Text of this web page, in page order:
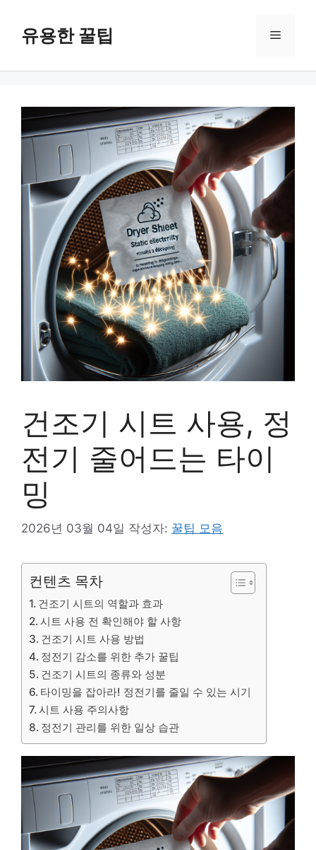
유용한 꿀팁 메
건조기 시트 사용, 정
전기 줄어드는 타이
밍
2026년 03월 04일 작성자: 꿀팁 모음
컨텐츠 목차
건조기 시트의 역할과 효과
시트 사용 전 확인해야 할 사항
건조기 시트 사용 방법
정전기 감소를 위한 추가 꿀팁
건조기 시트의 종류와 성분
타이밍을 잡아라! 정전기를 줄일 수 있는 시기
시트 사용 주의사항
정전기 관리를 위한 일상 습관